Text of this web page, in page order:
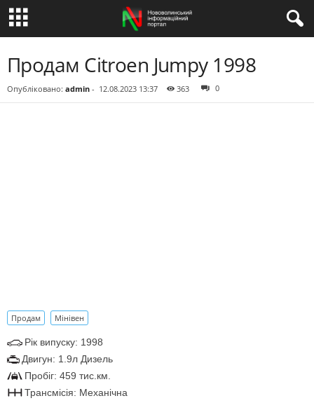
Продам Citroen Jumpy 1998
Опубліковано: admin - 12.08.2023 13:37 363 0
Продам Мінівен
Рік випуску: 1998
Двигун: 1.9л Дизель
Пробіг: 459 тис.км.
Трансмісія: Механічна